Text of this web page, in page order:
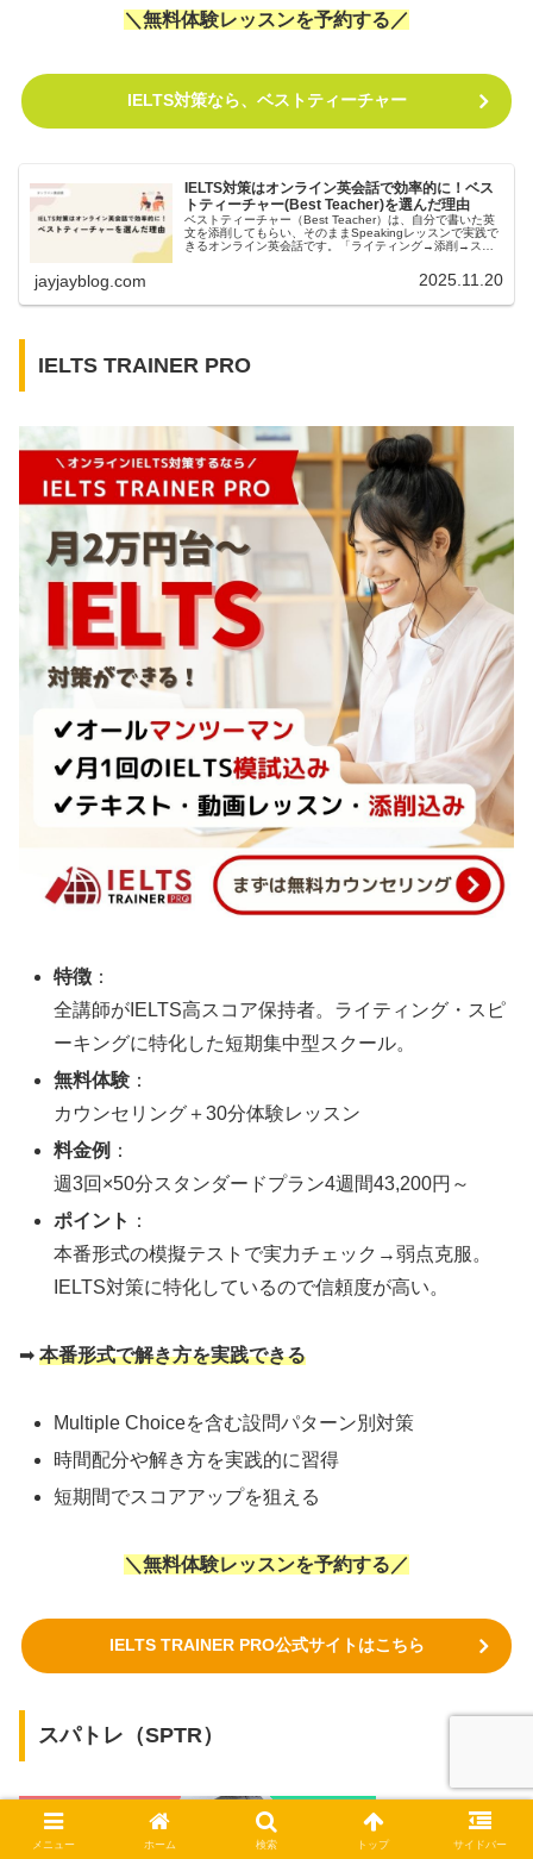
＼無料体験レッスンを予約する／
IELTS対策なら、ベストティーチャー
IELTS対策はオンライン英会話で効率的に！ベス
トティーチャー(Best Teacher)を選んだ理由
ベストティーチャー（Best Teacher）は、自分で書いた英
文を添削してもらい、そのままSpeakingレッスンで実践で
きるオンライン英会話です。「ライティング→添削→スピ
jayjayblog.com 2025.11.20
IELTS TRAINER PRO
特徴 ：
全講師がIELTS高スコア保持者。ライティング・スピ
ーキングに特化した短期集中型スクール。
無料体験 ：
カウンセリング＋30分体験レッスン
料金例 ：
週3回×50分スタンダードプラン4週間43,200円～
ポイント ：
本番形式の模擬テストで実力チェック→弱点克服。
IELTS対策に特化しているので信頼度が高い。
➡ 本番形式で解き方を実践できる
Multiple Choiceを含む設問パターン別対策
時間配分や解き方を実践的に習得
短期間でスコアアップを狙える
＼無料体験レッスンを予約する／
IELTS TRAINER PRO公式サイトはこちら
スパトレ（SPTR）
メニュー ホーム 検索 トップ サイドバー